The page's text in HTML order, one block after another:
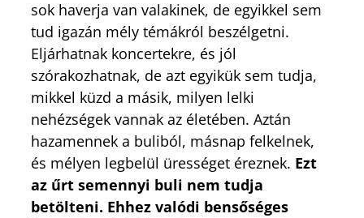
sok haverja van valakinek, de egyikkel sem
tud igazán mély témákról beszélgetni.
Eljárhatnak koncertekre, és jól
szórakozhatnak, de azt egyikük sem tudja,
mikkel küzd a másik, milyen lelki
nehézségek vannak az életében. Aztán
hazamennek a buliból, másnap felkelnek,
és mélyen legbelül ürességet éreznek. Ezt
az űrt semennyi buli nem tudja
betölteni. Ehhez valódi bensőséges